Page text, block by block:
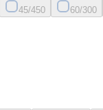
45/450 60/300